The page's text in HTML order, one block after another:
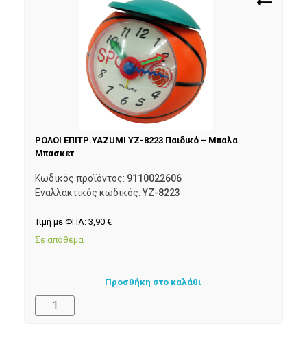
ΡΟΛΟΙ ΕΠΙΤΡ.YAZUMI YZ-8223 Παιδικό – Μπαλα
Μπασκετ
Κωδικός προϊόντος: 9110022606
Εναλλακτικός κωδικός: YZ-8223
Τιμή με ΦΠΑ: 3,90 €
Σε απόθεμα
Προσθήκη στο καλάθι